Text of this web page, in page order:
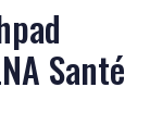
Santé